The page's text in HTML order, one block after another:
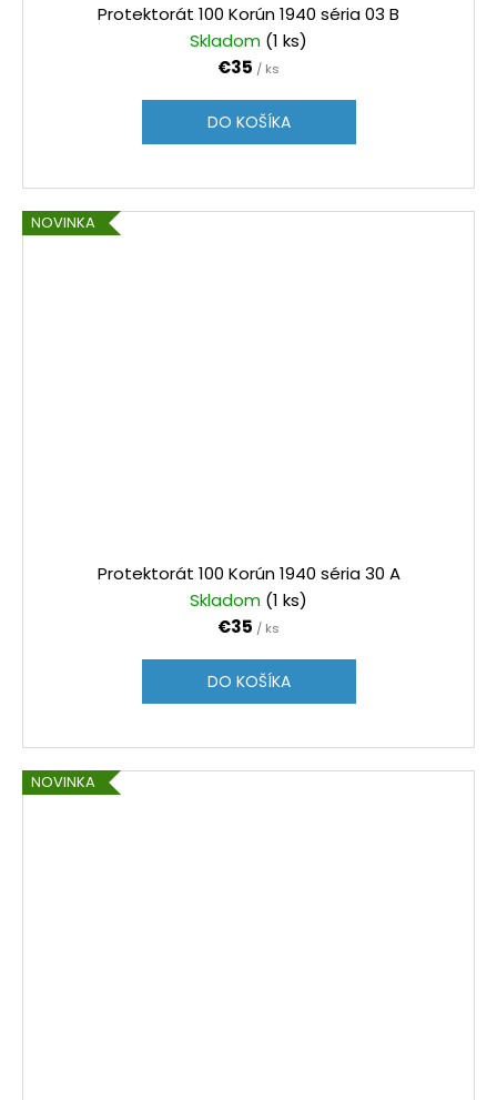
Protektorát 100 Korún 1940 séria 03 B
Skladom (1 ks)
€35 / ks
DO KOŠÍKA
NOVINKA
Protektorát 100 Korún 1940 séria 30 A
Skladom (1 ks)
€35 / ks
DO KOŠÍKA
NOVINKA